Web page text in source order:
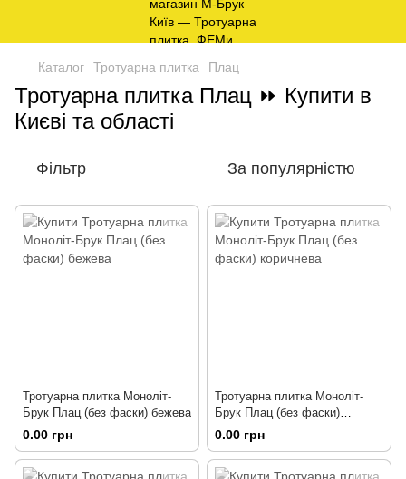
Каталог Тротуарна плитка Плац
Тротуарна плитка Плац ⏩ Купити в
Києві та області
Фільтр За популярністю
Тротуарна плитка Моноліт-
Брук Плац (без фаски) бежева
0.00 грн
Тротуарна плитка Моноліт-
Брук Плац (без фаски)
коричнева
0.00 грн